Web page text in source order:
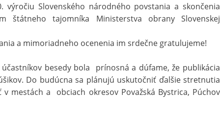
výročiu Slovenského národného povstania a skončenia
štátneho tajomníka Ministerstva obrany Slovenskej
a mimoriadneho ocenenia im srdečne gratulujeme!
besedy bola prínosná a dúfame, že publikácia
Do budúcna sa plánujú uskutočniť ďalšie stretnutia
mestách a obciach okresov Považská Bystrica, Púchov